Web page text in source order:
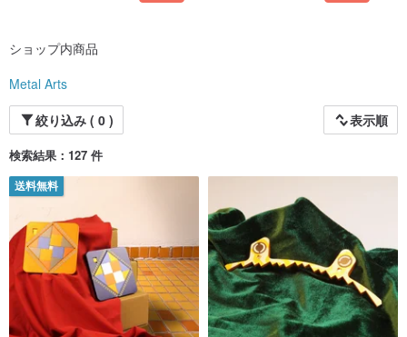
ショップ内商品
Metal Arts
絞り込み ( 0 )
表示順
検索結果：127 件
送料無料